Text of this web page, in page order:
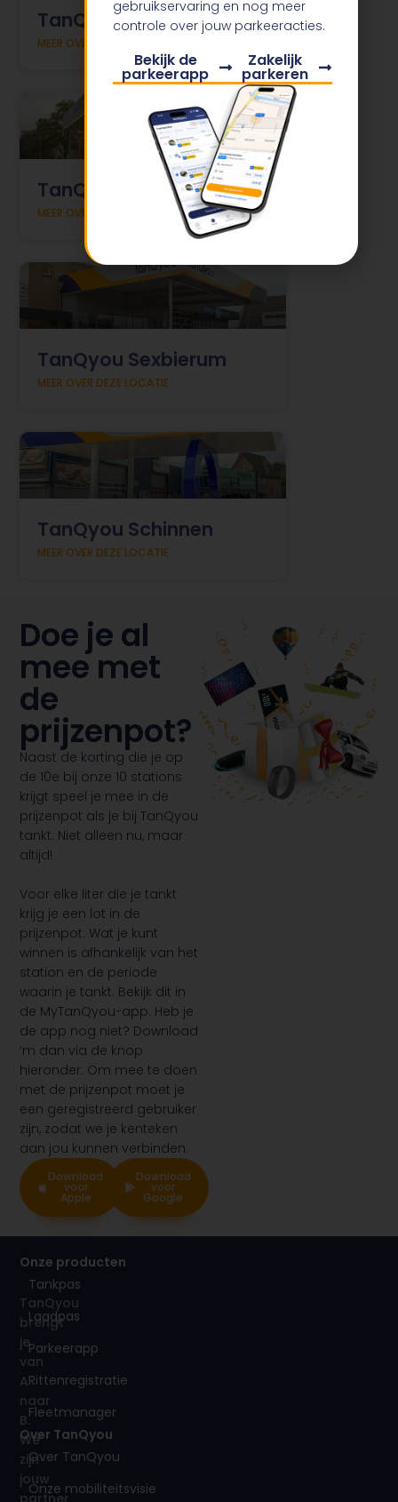
TanQyou Drachten
MEER OVER DEZE LOCATIE
TanQyou Oosterwolde
MEER OVER DEZE LOCATIE
TanQyou Sexbierum
MEER OVER DEZE LOCATIE
TanQyou Schinnen
MEER OVER DEZE LOCATIE
Doe je al
mee met
de
prijzenpot?
Naast de korting die je op
de 10e bij onze 10 stations
krijgt speel je mee in de
prijzenpot als je bij TanQyou
tankt. Niet alleen nu, maar
altijd!
Voor elke liter die je tankt
krijg je een lot in de
prijzenpot. Wat je kunt
winnen is afhankelijk van het
station en de periode
waarin je tankt. Bekijk dit in
de MyTanQyou-app. Heb je
de app nog niet? Download
‘m dan via de knop
hieronder. Om mee te doen
met de prijzenpot moet je
een geregistreerd gebruiker
zijn, zodat we je kenteken
aan jou kunnen verbinden.
Download
voor
Apple
Download
voor
Google
TanQyou
brengt
je
van
A
naar
B.
We
zijn
jouw
partner
Onze producten
Tankpas
Laadpas
Parkeerapp
Rittenregistratie
Fleetmanager
Over TanQyou
Over TanQyou
Onze mobiliteitsvisie
gebruikservaring en nog meer
controle over jouw parkeeracties.
Bekijk de
parkeerapp
Zakelijk
parkeren